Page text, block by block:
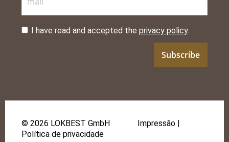
I have read and accepted theprivacy policy.
© 2026 LOKBEST GmbH Impressão |
Política de privacidade